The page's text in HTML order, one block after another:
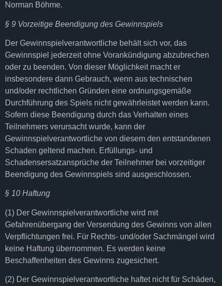
Norman Böhme.
§ 9 Vorzeitige Beendigung des Gewinnspiels
Der Gewinnspielverantwortliche behält sich vor, das
Gewinnspiel jederzeit ohne Vorankündigung abzubrechen
oder zu beenden. Von dieser Möglichkeit macht er
insbesondere dann Gebrauch, wenn aus technischen
und/oder rechtlichen Gründen eine ordnungsgemäße
Durchführung des Spiels nicht gewährleistet werden kann.
Sofern diese Beendigung durch das Verhalten eines
Teilnehmers verursacht wurde, kann der
Gewinnspielverantwortliche von diesem den entstandenen
Schaden geltend machen. Erfüllungs- und
Schadensersatzansprüche der Teilnehmer bei vorzeitiger
Beendigung des Gewinnspiels sind ausgeschlossen.
§ 10 Haftung
(1) Der Gewinnspielverantwortliche wird mit
Gefahrenübergang der Versendung des Gewinns von allen
Verpflichtungen frei. Für Rechts- und/oder Sachmängel wird
keine Haftung übernommen. Es werden keine
Beschaffenheiten des Gewinns zugesichert.
(2) Der Gewinnspielverantwortliche haftet nicht für Schäden,